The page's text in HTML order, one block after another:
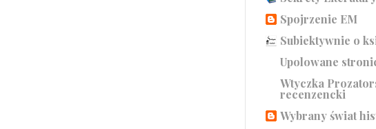
Spojrzenie EM
Subiektywnie o
Upolowane
Wtyczka
recenzencki
Wybrany świat